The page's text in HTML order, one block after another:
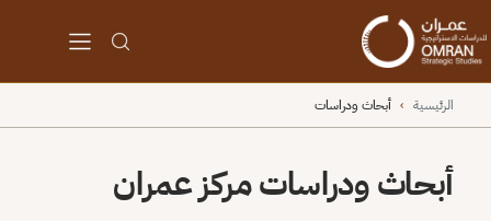
الرئيسية › أبحاث ودراسات
أبحاث ودراسات مركز عمران